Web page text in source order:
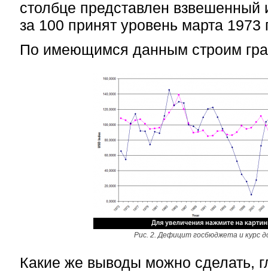
столбце представлен взвешенный
за 100 принят уровень марта 1973
По имеющимся данным строим
Рис. 2. Дефицит госбюджета и курс
Какие же выводы можно сделать,